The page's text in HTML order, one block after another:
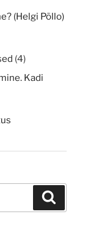
(Helgi Põllo)
(4)
Kadi